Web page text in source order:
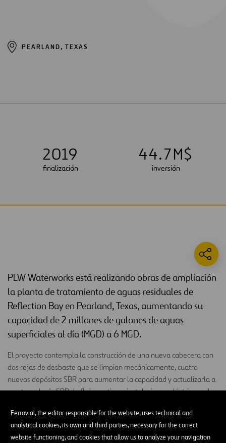
Ferrovial, the editor responsible for the website, uses technical and
analytical cookies, its own and third parties, necessary for the correct
website functioning, and cookies that allow us to analyze your navigation
PEARLAND, TEXAS
2019
finalización
44.7M$
inversión
PLW Waterworks está realizando obras de ampliación
la planta de tratamiento de aguas residuales de
Reflection Bay en Pearland, Texas, aumentando su
capacidad de 2 millones de galones de aguas
superficiales al día (MGD) a 6 MGD.
El proyecto contempla la construcción de una nueva cabecera con
dos rejas de desbaste que se limpian mecánicamente, cuatro
nuevos depósitos SBR para aumentar la capacidad y actualizarla a
una tecnología SBR de flujo continuo, instalaciones eléctricas y de
el equipo de conmutación y control de los equipos de la cabecera
SBR. El equipo también añadirá dos depósitos de filtración
terciaria, nuevas bombas de transferencia de agua no potable, un